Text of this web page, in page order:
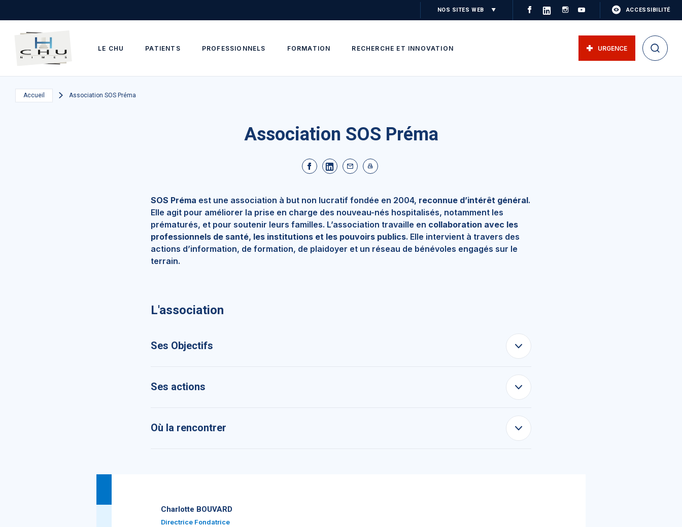
LE CHU PATIENTS PROFESSIONNELS FORMATION RECHERCHE ET INNOVATION
NOS SITES WEB ACCESSIBILITÉ
URGENCE
Accueil Association SOS Préma
Association SOS Préma
SOS Préma est une association à but non lucratif fondée en 2004, reconnue d’intérêt général.
Elle agit pour améliorer la prise en charge des nouveau-nés hospitalisés, notamment les
prématurés, et pour soutenir leurs familles. L’association travaille en collaboration avec les
professionnels de santé, les institutions et les pouvoirs publics. Elle intervient à travers des
actions d’information, de formation, de plaidoyer et un réseau de bénévoles engagés sur le
terrain.
L'association
Ses Objectifs
Ses actions
Où la rencontrer
Charlotte BOUVARD
Directrice Fondatrice